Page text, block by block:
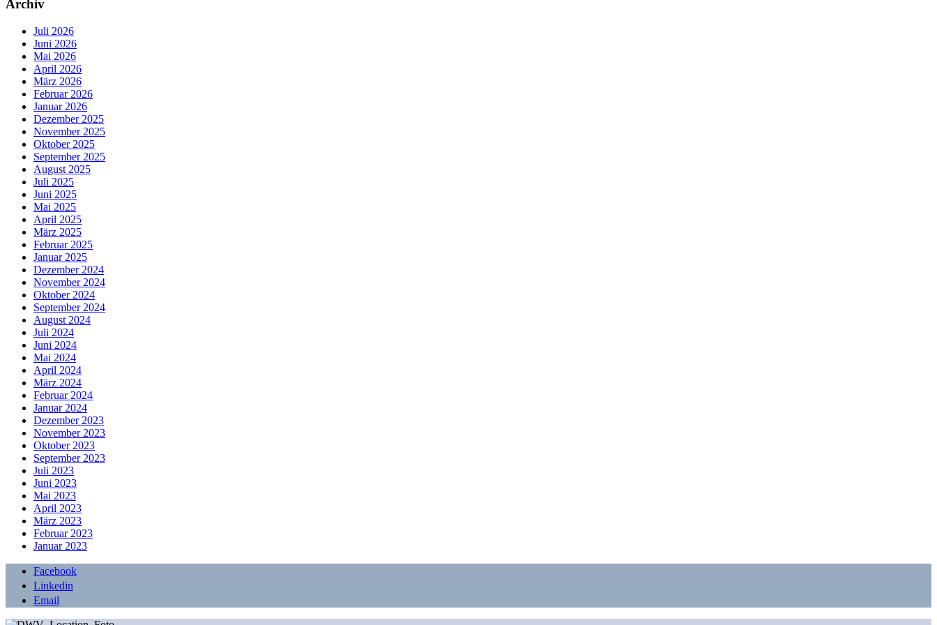
Archiv
Juli 2026
Juni 2026
Mai 2026
April 2026
März 2026
Februar 2026
Januar 2026
Dezember 2025
November 2025
Oktober 2025
September 2025
August 2025
Juli 2025
Juni 2025
Mai 2025
April 2025
März 2025
Februar 2025
Januar 2025
Dezember 2024
November 2024
Oktober 2024
September 2024
August 2024
Juli 2024
Juni 2024
Mai 2024
April 2024
März 2024
Februar 2024
Januar 2024
Dezember 2023
November 2023
Oktober 2023
September 2023
Juli 2023
Juni 2023
Mai 2023
April 2023
März 2023
Februar 2023
Januar 2023
Facebook
Linkedin
Email